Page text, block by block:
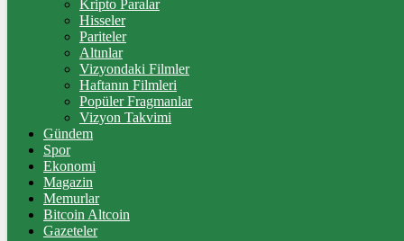
%-0,14
%0.2
LİTECOİN
2186.52Ł%-0.3
ETHEREUM
91735 Ξ%0.2
Kripto Paralar
Hisseler
Pariteler
Altınlar
Vizyondaki Filmler
Haftanın Filmleri
Popüler Fragmanlar
Vizyon Takvimi
Gündem
Spor
Ekonomi
Magazin
Memurlar
Bitcoin Altcoin
Gazeteler